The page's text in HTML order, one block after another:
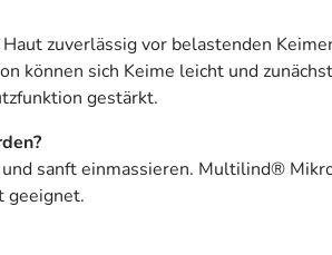
zuverlässig vor belastenden
können sich Keime leicht und
gestärkt.
sanft einmassieren. Multilind®
geeignet.